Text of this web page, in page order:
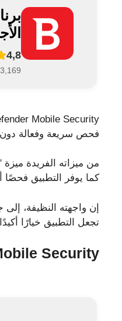
4,8
363,169
فحص سريعة وفعالة دون
من ميزاته الفريدة
كما يوفر التطبيق فحصًا
تجعل التطبيق خيارًا
Security